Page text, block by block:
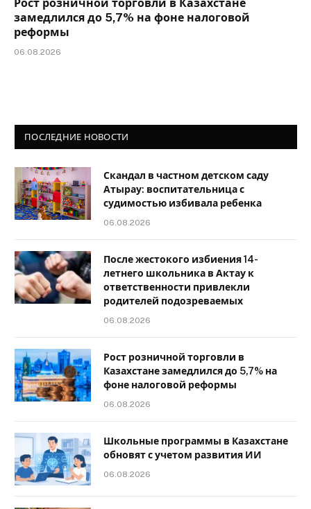
Рост розничной торговли в Казахстане
замедлился до 5,7% на фоне налоговой
реформы
06.08.2026
ПОСЛЕДНИЕ НОВОСТИ
Скандал в частном детском саду
Атырау: воспитательница с
судимостью избивала ребенка
06.08.2026
После жестокого избиения 14-
летнего школьника в Актау к
ответственности привлекли
родителей подозреваемых
06.08.2026
Рост розничной торговли в
Казахстане замедлился до 5,7% на
фоне налоговой реформы
06.08.2026
Школьные программы в Казахстане
обновят с учетом развития ИИ
06.08.2026